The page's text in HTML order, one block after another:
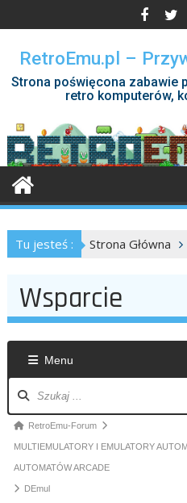
to
contentRetroEmu.pl –
Strona poświęcona zabawie
retro komputerów,
Tu jesteś : Strona Główna
Wsparcie
Menu
forum
Ścieżka
forum
-
jesteś
RetroEmu-Forum
MULTIEMULATORY I EMULATORY
AUTOMATÓW ARCADE
DEmul